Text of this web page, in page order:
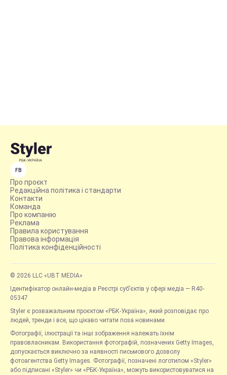
FB
Про проєкт
Редакційна політика і стандарти
Контакти
Команда
Про компанію
Реклама
Правила користування
Правова інформація
Політика конфіденційності
© 2026 LLC «UBT MEDIA»
Ідентифікатор онлайн-медіа в Реєстрі суб’єктів у сфері медіа — R40-
05347
Styler є розважальним проєктом «РБК-Україна», який розповідає про
людей, тренди і все, що цікаво читати поза новинами.
Фотографії, ілюстрації та інші зображення належать їхнім
правовласникам. Використання фотографій, позначених Getty Images,
допускається виключно за наявності письмового дозволу
фотоагентства Getty Images. Фотографії, позначені логотипом «Styler»
або підписані «Styler» чи «РБК-Україна», можуть використовуватися на